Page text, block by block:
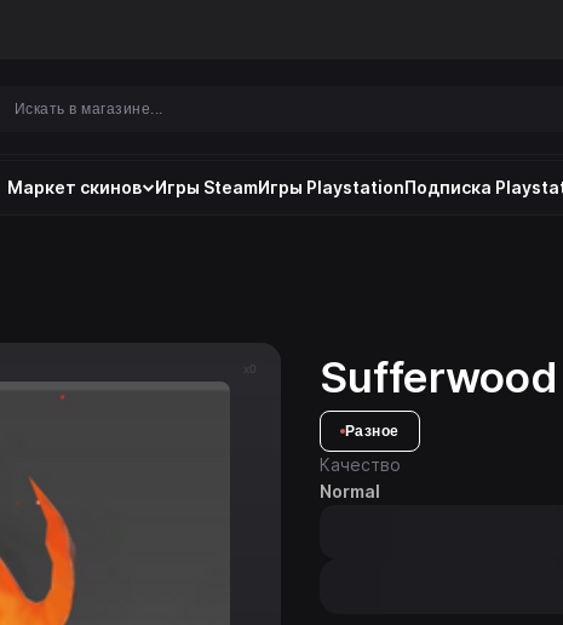
Маркет скинов Игры SteamИгры PlaystationПодписка
x0
Разное
Качество
Normal